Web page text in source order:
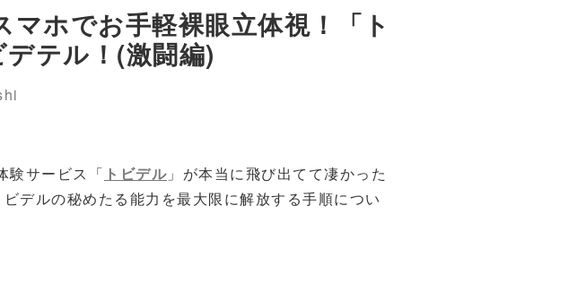
マホでお手軽裸眼立体視！「ト
テル！(激闘編)
験サービス「 トビデル 」が本当に飛び出てて凄かった
デルの秘めたる能力を最大限に解放する手順につい